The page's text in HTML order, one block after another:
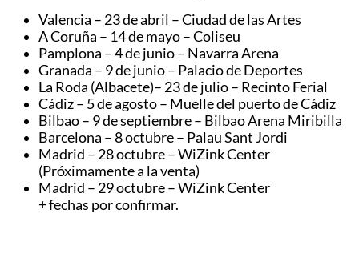
Valencia – 23 de abril – Ciudad de las Artes
A Coruña – 14 de mayo – Coliseu
Pamplona – 4 de junio – Navarra Arena
Granada – 9 de junio – Palacio de Deportes
La Roda (Albacete)– 23 de julio – Recinto Ferial
Cádiz – 5 de agosto – Muelle del puerto de Cádiz
Bilbao – 9 de septiembre – Bilbao Arena Miribilla
Barcelona – 8 octubre – Palau Sant Jordi
Madrid – 28 octubre – WiZink Center
(Próximamente a la venta)
Madrid – 29 octubre – WiZink Center
+ fechas por confirmar.